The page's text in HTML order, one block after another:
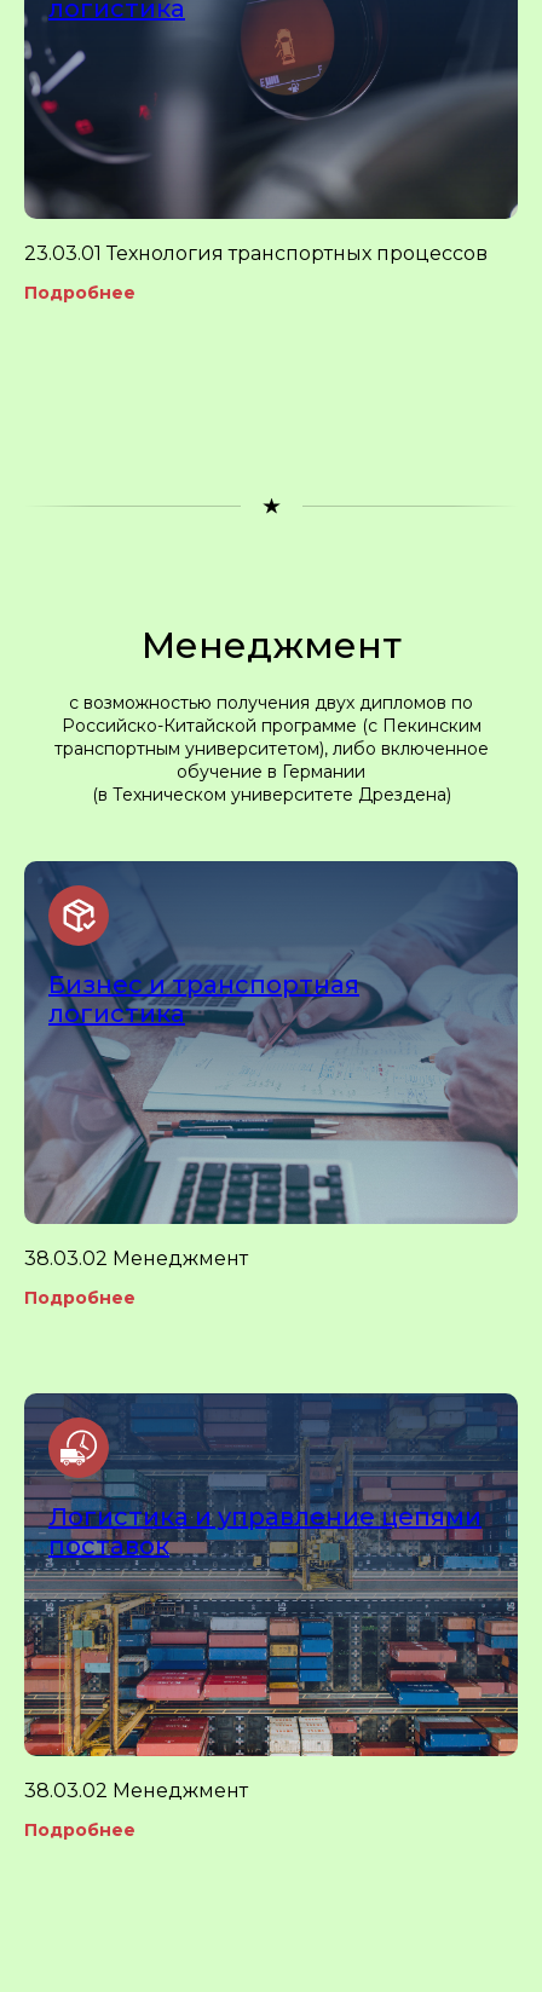
логистика
23.03.01 Технология транспортных процессов
Подробнее
Менеджмент
с возможностью получения двух дипломов по
Российско-Китайской программе (с Пекинским
транспортным университетом), либо включенное
обучение в Германии
(в Техническом университете Дрездена)
Бизнес и транспортная
логистика
38.03.02 Менеджмент
Подробнее
Логистика и управление цепями
поставок
38.03.02 Менеджмент
Подробнее